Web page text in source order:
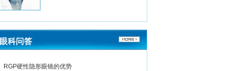
教授、主任医师 华中科技大学硕
[详细]
眼科问答
RGP硬性隐形眼镜的优势